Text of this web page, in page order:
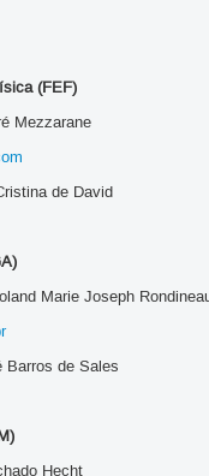
(FEF)
Mezzarane
de David
Marie Joseph
Barros de Sales
Hecht